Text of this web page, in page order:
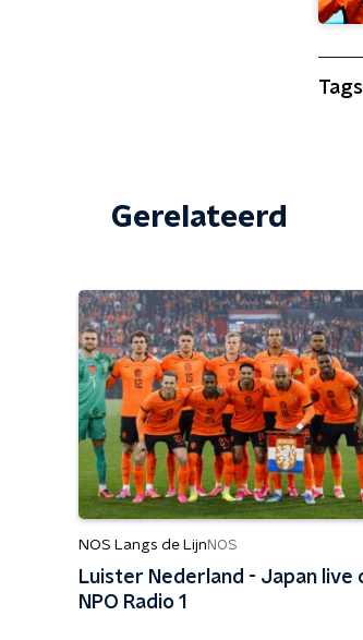
Tags
Gerelateerd
NOS Langs de Lijn NOS
Luister Nederland - Japan live
NPO Radio 1